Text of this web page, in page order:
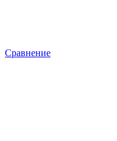
Сравнение